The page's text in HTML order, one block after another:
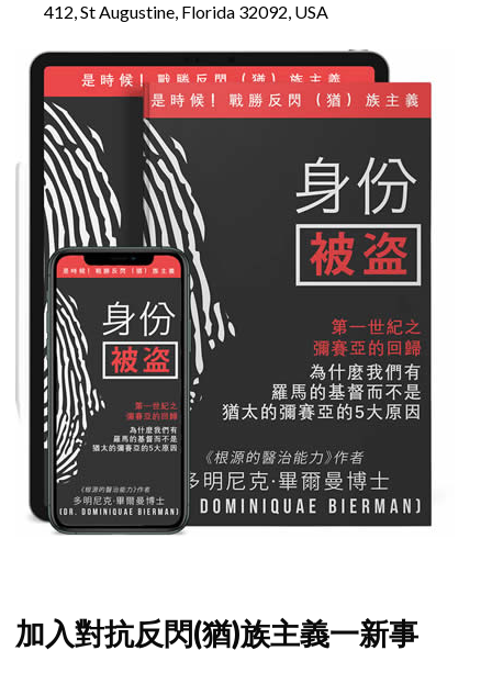
412, St Augustine, Florida 32092, USA
加入對抗反閃(猶)族主義一新事